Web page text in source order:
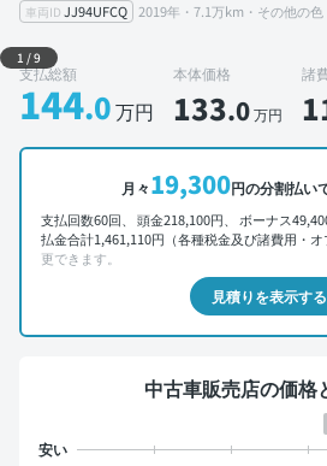
車両ID JJ94UFCQ 2019年・7.1万km・その他の色
外装 左前
1 /9
支払総額
144.0万円
本体価格
133.0万円
諸
月々19,300円の分割払い
支払回数60回、 頭金218,100円、 ボーナス
払金合計1,461,110円（各種税金及び諸費用・オ
更できます。
見積りを表示する
中古車販売店の価格